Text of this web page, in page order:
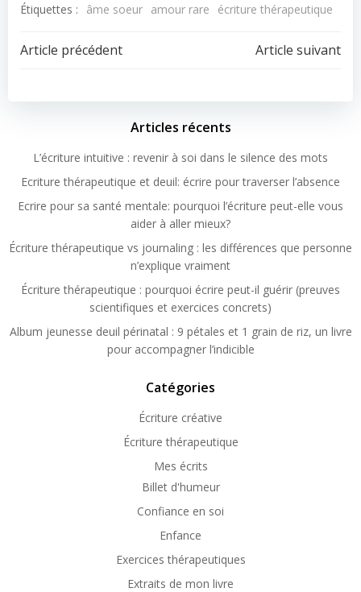
Étiquettes :
âme soeur amour rare écriture thérapeutique
Article précédent Article suivant
Articles récents
L’écriture intuitive : revenir à soi dans le silence des mots
Ecriture thérapeutique et deuil: écrire pour traverser l’absence
Ecrire pour sa santé mentale: pourquoi l’écriture peut-elle vous
aider à aller mieux?
Écriture thérapeutique vs journaling : les différences que personne
n’explique vraiment
Écriture thérapeutique : pourquoi écrire peut-il guérir (preuves
scientifiques et exercices concrets)
Album jeunesse deuil périnatal : 9 pétales et 1 grain de riz, un livre
pour accompagner l’indicible
Catégories
Écriture créative
Écriture thérapeutique
Mes écrits
Billet d'humeur
Confiance en soi
Enfance
Exercices thérapeutiques
Extraits de mon livre